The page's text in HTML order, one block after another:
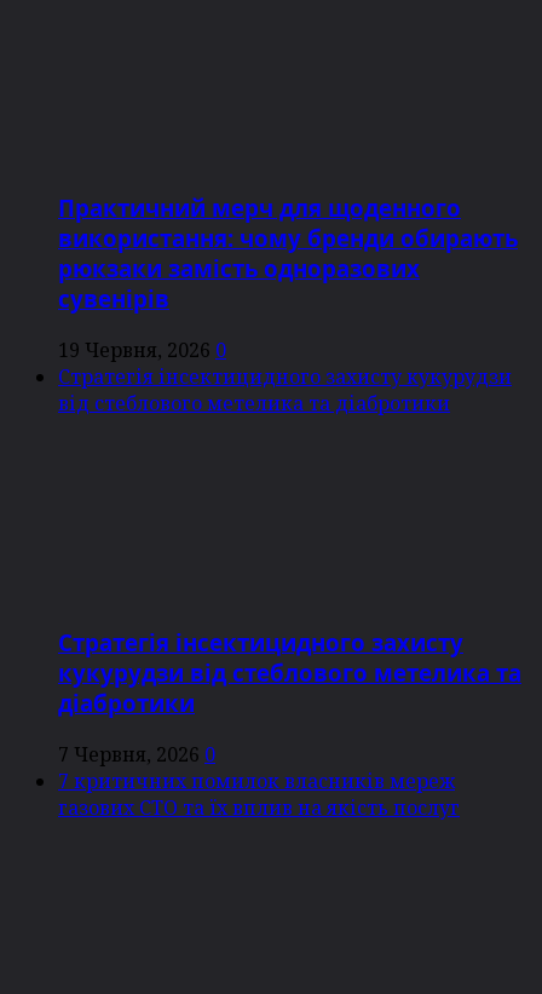
Практичний мерч для щоденного
використання: чому бренди обирають
рюкзаки замість одноразових
сувенірів
19 Червня, 2026 0
Стратегія інсектицидного захисту кукурудзи
від стеблового метелика та діабротики
Стратегія інсектицидного захисту
кукурудзи від стеблового метелика та
діабротики
7 Червня, 2026 0
7 критичних помилок власників мереж
газових СТО та їх вплив на якість послуг